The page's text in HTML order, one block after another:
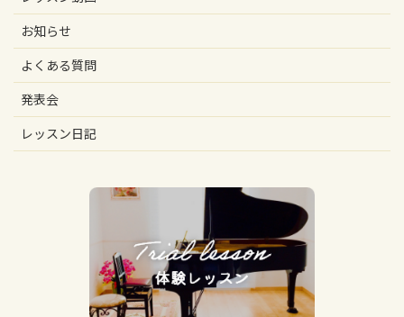
お知らせ
よくある質問
発表会
レッスン日記